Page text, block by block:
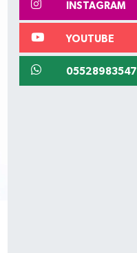
INSTAGRAM
YOUTUBE
05528983547